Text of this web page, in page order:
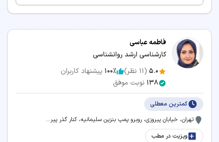
فاطمه عباسی
کارشناسی ارشد روانشناسی
5.0
(
11 نظر) 100٪ پیشنهاد کاربران
138 نوبت موفق
کمترین معطلی
تهران، خیابان پیروزی، روبرو پمپ بنزین سلیمانیه، کنار گذر پیر...
ویزیت در مطب